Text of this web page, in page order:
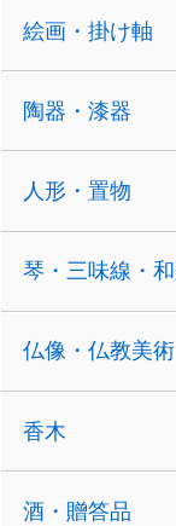
絵画・掛け軸
陶器・漆器
人形・置物
琴・三味線・
仏像・仏教美術
香木
酒・贈答品